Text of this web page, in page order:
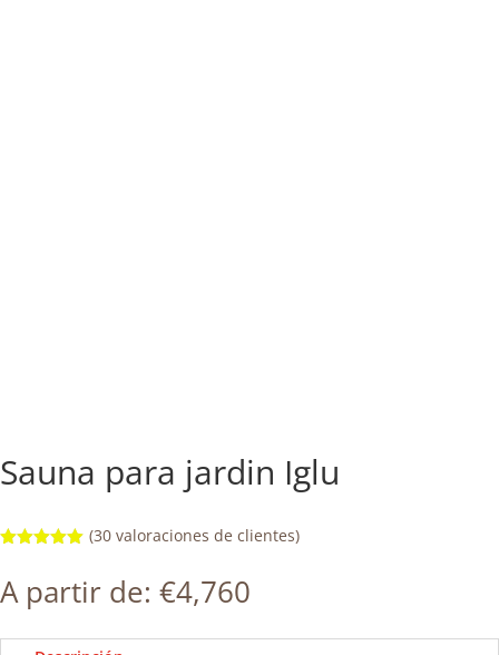
Sauna para jardin Iglu
5 en base
a
s de
(30valoraciones de clientes)
A partir de: €4,760